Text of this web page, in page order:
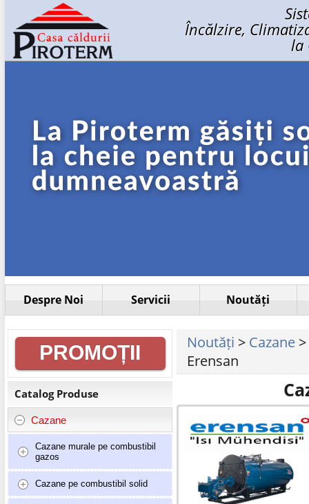
Încălzire,
la
Despre Noi Servicii
Noutăți
Informații
generale
PROMOȚII
Catalog Produse
Cazane
Cazane murale pe combustibil
gazos
Cazane pe combustibil solid
Noutăți > Cazane >
Erensan